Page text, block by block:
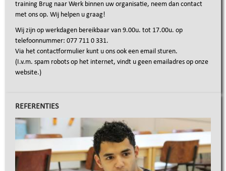
training Brug naar Werk binnen uw organisatie, neem dan contact
met ons op. Wij helpen u graag!
Wij zijn op werkdagen bereikbaar van 9.00u. tot 17.00u. op
telefoonnummer: 077 711 0 331.
Via het contactformulier kunt u ons ook een email sturen.
(I.v.m. spam robots op het internet, vindt u geen emailadres op onze
website.)
REFERENTIES